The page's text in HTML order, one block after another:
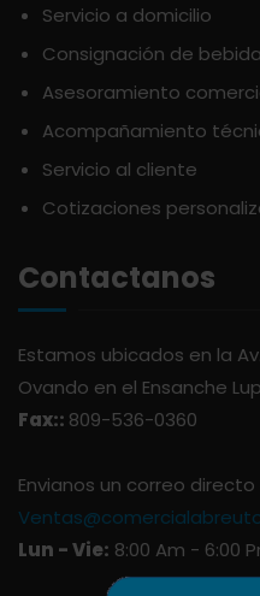
PANADERÍA
PASTAS
PICADERAS
SALSAS
SAZONES
SNACKS
ÚTILES ESCOLARES
APOTHIC
AQUA
ARDUINI
ARIENZO DE MARQUEZ
ATLANTICO
AVALON
AVERNA
AZUKITA
Servicio a domicilio
Consignación de
Asesoramiento
Acompañamiento
Servicio al cliente
Cotizaciones
Contactanos
Estamos ubicados en la
Ovando en el Ensanche
Fax:: 809-536-0360
Envianos un correo directo
Lun - Vie: 8:00 Am - 6:00